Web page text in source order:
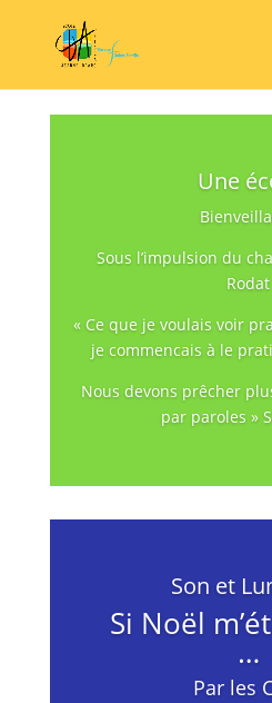
Une
Sous l’impulsion du
Rodat
« Ce que je voulais voir
je commencais à le
Nous devons prêcher
par paroles »
Son et
Si Noël
…
Par les